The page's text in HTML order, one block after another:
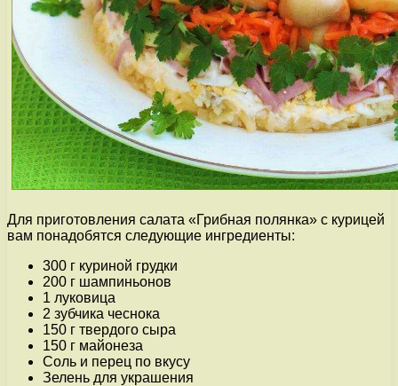
Для приготовления салата «Грибная полянка» с курицей
вам понадобятся следующие ингредиенты:
300 г куриной грудки
200 г шампиньонов
1 луковица
2 зубчика чеснока
150 г твердого сыра
150 г майонеза
Соль и перец по вкусу
Зелень для украшения